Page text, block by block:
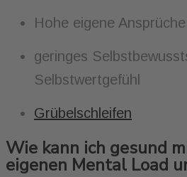
Hohe eigene
geringes
Selbstwertgefühl
Grübelschleifen
Wie kann ich gesund
eigenen Mental Load